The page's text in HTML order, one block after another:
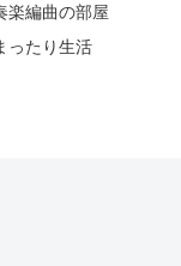
楽編曲の部屋
ったり生活